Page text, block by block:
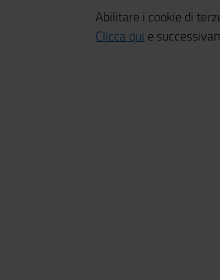
Abilitare i cookie di
Clicca qui e